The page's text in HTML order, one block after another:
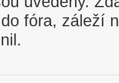
fóra, záleží